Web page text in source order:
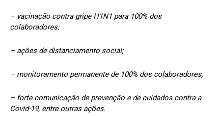
– vacinação contra gripe H1N1 para 100% dos
colaboradores;
– ações de distanciamento social;
– monitoramento permanente de 100% dos colaboradores;
– forte comunicação de prevenção e de cuidados contra a
Covid-19, entre outras ações.